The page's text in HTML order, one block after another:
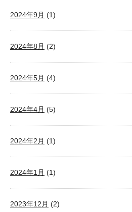
2024年9月 (1)
2024年8月 (2)
2024年5月 (4)
2024年4月 (5)
2024年2月 (1)
2024年1月 (1)
2023年12月 (2)